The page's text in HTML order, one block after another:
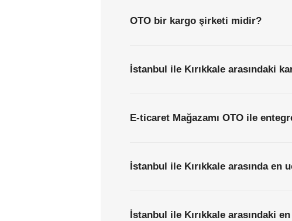
OTO bir kargo şirketi midir?
İstanbul ile Kırıkkale arasındaki
E-ticaret Mağazamı OTO ile
İstanbul ile Kırıkkale arasında
İstanbul ile Kırıkkale arasındaki